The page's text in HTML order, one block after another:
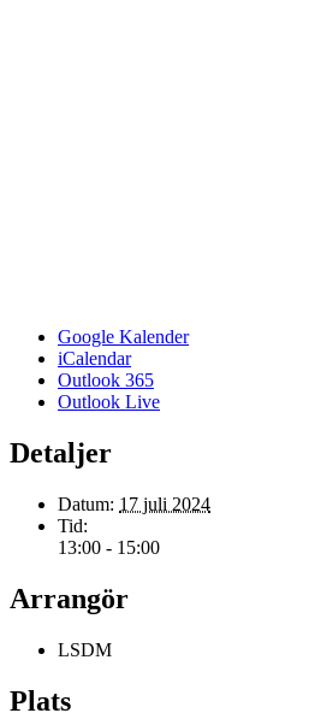
Google Kalender
iCalendar
Outlook 365
Outlook Live
Detaljer
Datum: 17 juli 2024
Tid:
13:00 - 15:00
Arrangör
LSDM
Plats